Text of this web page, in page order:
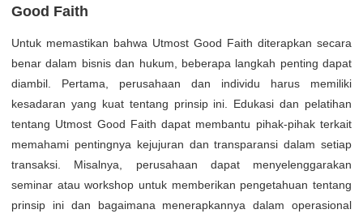
Good Faith
Untuk memastikan bahwa Utmost Good Faith diterapkan secara
benar dalam bisnis dan hukum, beberapa langkah penting dapat
diambil. Pertama, perusahaan dan individu harus memiliki
kesadaran yang kuat tentang prinsip ini. Edukasi dan pelatihan
tentang Utmost Good Faith dapat membantu pihak-pihak terkait
memahami pentingnya kejujuran dan transparansi dalam setiap
transaksi. Misalnya, perusahaan dapat menyelenggarakan
seminar atau workshop untuk memberikan pengetahuan tentang
prinsip ini dan bagaimana menerapkannya dalam operasional